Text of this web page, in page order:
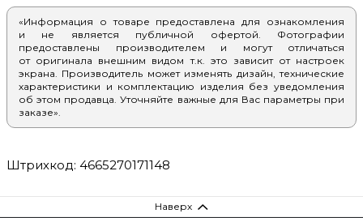
Штрихкод: 4665270171148
«Информация о товаре предоставлена для ознакомления
и не является публичной офертой. Фотографии
предоставлены производителем и могут отличаться
от оригинала внешним видом т.к. это зависит от настроек
экрана. Производитель может изменять дизайн, технические
характеристики и комплектацию изделия без уведомления
об этом продавца. Уточняйте важные для Вас параметры при
заказе».
Наверх